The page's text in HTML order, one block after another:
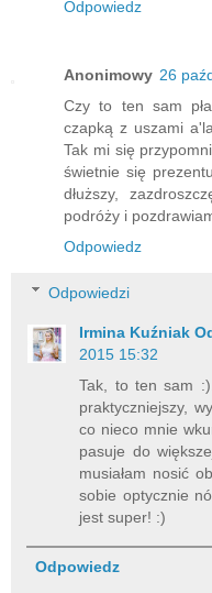
Odpowiedz
Anonimowy 26
Czy to ten sam
czapką z uszami
Tak mi się
świetnie się
dłuższy,
podróży i
Odpowiedz
Odpowiedzi
Irmina Kuźniak
2015 15:32
Tak, to ten sam
praktyczniejszy,
co nieco mnie
pasuje do
musiałam nosić
sobie optycznie
jest super! :)
Odpowiedz